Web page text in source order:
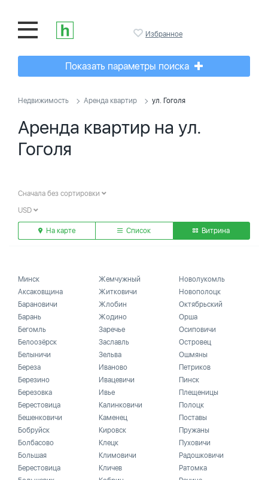
Избранное
Показать параметры поиска
Недвижимость Аренда квартир ул. Гоголя
Аренда квартир на ул.
Гоголя
Сначала без сортировки
USD
На карте Список Витрина
Минск
Аксаковщина
Барановичи
Барань
Бегомль
Белоозёрск
Белыничи
Береза
Березино
Березовка
Берестовица
Бешенковичи
Бобруйск
Болбасово
Большая
Берестовица
Жемчужный
Житковичи
Жлобин
Жодино
Заречье
Заславль
Зельва
Иваново
Ивацевичи
Ивье
Калинковичи
Каменец
Кировск
Клецк
Климовичи
Кличев
Новолукомль
Новополоцк
Октябрьский
Орша
Осиповичи
Островец
Ошмяны
Петриков
Пинск
Плещеницы
Полоцк
Поставы
Пружаны
Пуховичи
Радошковичи
Ратомка